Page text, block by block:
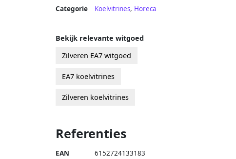
Categorie Koelvitrines, Horeca
Bekijk relevante witgoed
Zilveren EA7 witgoed
EA7 koelvitrines
Zilveren koelvitrines
Referenties
EAN 6152724133183